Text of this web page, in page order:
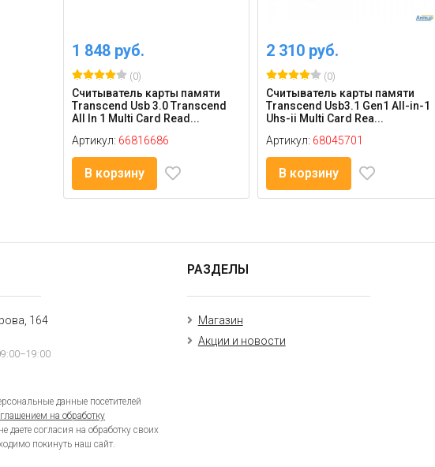
1 848 руб.
(0)
Считыватель карты памяти
Transcend Usb 3.0 Transcend
All In 1 Multi Card Read...
Артикул: 66816686
В корзину
2 310 руб.
(0)
Считыватель карты памяти
Transcend Usb3.1 Gen1 All-in-1
Uhs-ii Multi Card Rea...
Артикул: 68045701
В корзину
164
данные посетителей
на обработку
даете согласия на обработку своих
покинуть наш сайт.
РАЗДЕЛЫ
Магазин
Акции и новости